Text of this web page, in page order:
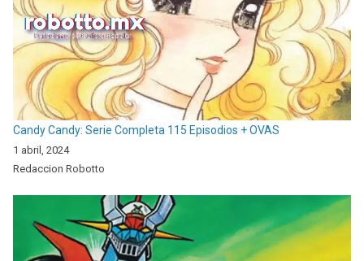
Candy Candy: Serie Completa 115 Episodios + OVAS
1 abril, 2024
Redaccion Robotto